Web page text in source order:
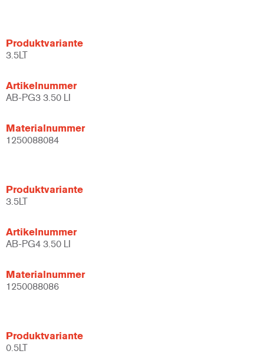
Produktvariante
3.5LT
Artikelnummer
AB-PG3 3.50 LI
Materialnummer
1250088084
Produktvariante
3.5LT
Artikelnummer
AB-PG4 3.50 LI
Materialnummer
1250088086
Produktvariante
0.5LT